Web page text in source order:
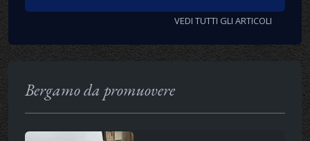
VEDI TUTTI GLI ARTICOLI
Bergamo da promuovere